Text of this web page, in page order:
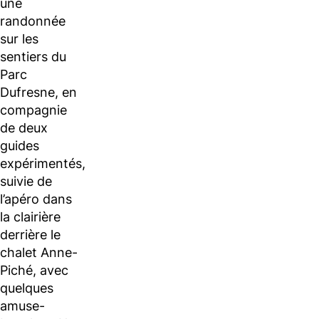
randonnée
sur les
sentiers du
Parc
Dufresne, en
compagnie
de deux
guides
expérimentés,
suivie de
l’apéro dans
la clairière
derrière le
chalet Anne-
Piché, avec
quelques
amuse-